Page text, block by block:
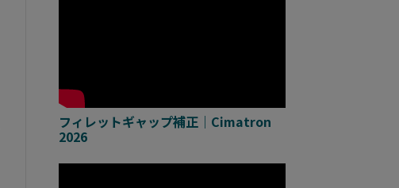
フィレットギャップ補正｜Cimatron
2026